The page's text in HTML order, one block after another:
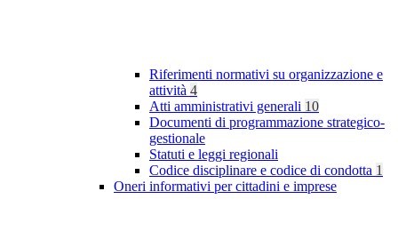
Riferimenti normativi su organizzazione e
attività 4
Atti amministrativi generali 10
Documenti di programmazione strategico-
gestionale
Statuti e leggi regionali
Codice disciplinare e codice di condotta 1
Oneri informativi per cittadini e imprese